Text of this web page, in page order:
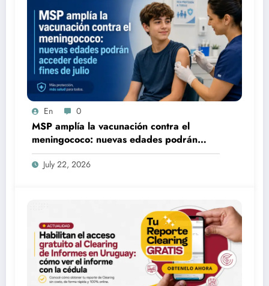
En 0
MSP amplía la vacunación contra el
meningococo: nuevas edades podrán
acceder desde fines de julio
July 22, 2026